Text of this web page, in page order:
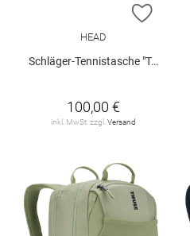
ZUR
HEAD
Schläger-Tennistasche "Tour L"
100,00 €
inkl. MwSt. zzgl. Versand